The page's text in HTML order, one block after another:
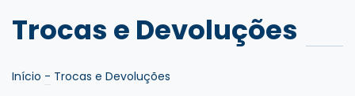
Trocas e Devoluções
Início - Trocas e Devoluções